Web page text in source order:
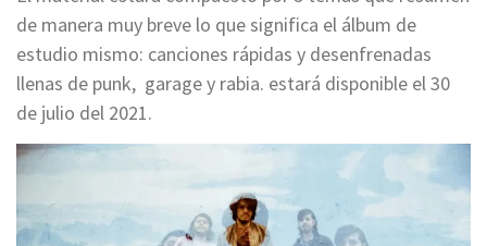
de manera muy breve lo que significa el álbum de
estudio mismo: canciones rápidas y desenfrenadas
llenas de punk, garage y rabia. estará disponible el 30
de julio del 2021.